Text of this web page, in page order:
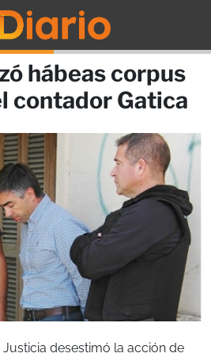
hábeas corpus
contador Gatica
desestimó la acción de